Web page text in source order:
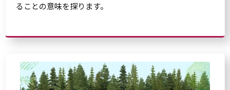
ることの意味を探ります。